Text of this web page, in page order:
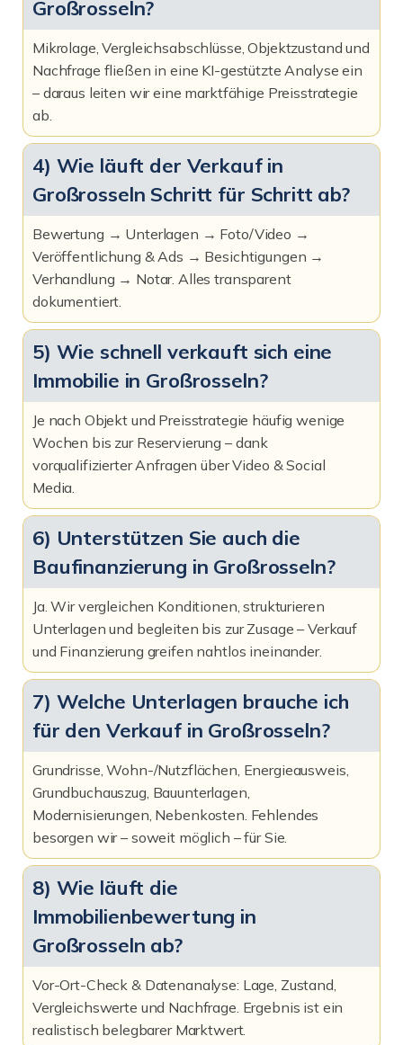
Großrosseln?
Mikrolage, Vergleichsabschlüsse, Objektzustand und
Nachfrage fließen in eine KI-gestützte Analyse ein
– daraus leiten wir eine marktfähige Preisstrategie
ab.
4) Wie läuft der Verkauf in
Großrosseln Schritt für Schritt ab?
Bewertung → Unterlagen → Foto/Video →
Veröffentlichung & Ads → Besichtigungen →
Verhandlung → Notar. Alles transparent
dokumentiert.
5) Wie schnell verkauft sich eine
Immobilie in Großrosseln?
Je nach Objekt und Preisstrategie häufig wenige
Wochen bis zur Reservierung – dank
vorqualifizierter Anfragen über Video & Social
Media.
6) Unterstützen Sie auch die
Baufinanzierung in Großrosseln?
Ja. Wir vergleichen Konditionen, strukturieren
Unterlagen und begleiten bis zur Zusage – Verkauf
und Finanzierung greifen nahtlos ineinander.
7) Welche Unterlagen brauche ich
für den Verkauf in Großrosseln?
Grundrisse, Wohn-/Nutzflächen, Energieausweis,
Grundbuchauszug, Bauunterlagen,
Modernisierungen, Nebenkosten. Fehlendes
besorgen wir – soweit möglich – für Sie.
8) Wie läuft die
Immobilienbewertung in
Großrosseln ab?
Vor-Ort-Check & Datenanalyse: Lage, Zustand,
Vergleichswerte und Nachfrage. Ergebnis ist ein
realistisch belegbarer Marktwert.